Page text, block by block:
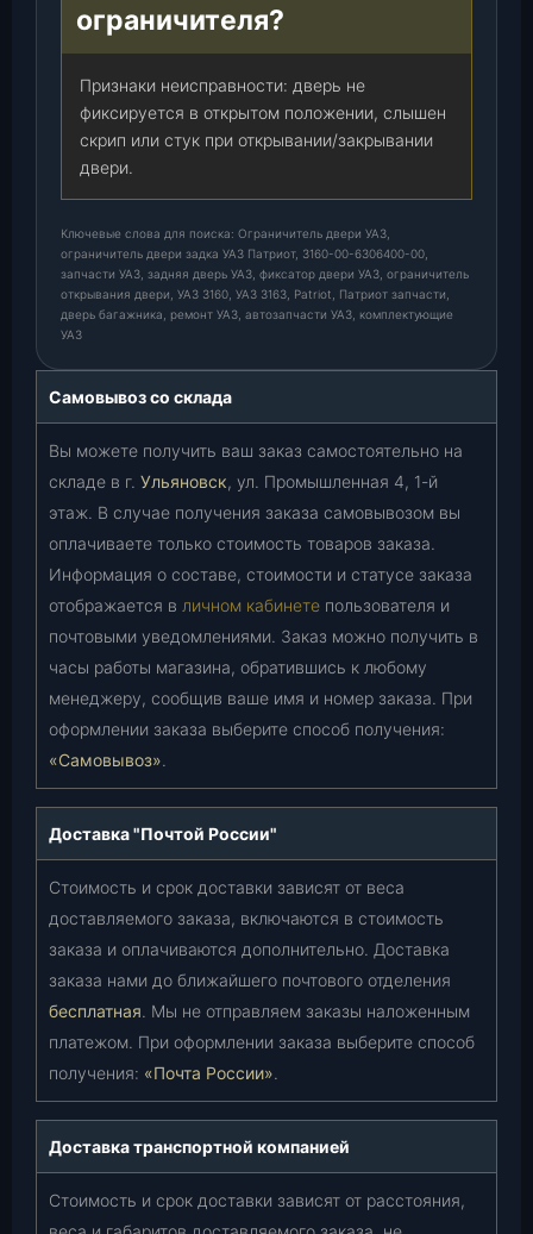
ограничителя?
Признаки неисправности: дверь не
фиксируется в открытом положении, слышен
скрип или стук при открывании/закрывании
двери.
Ключевые слова для поиска: Ограничитель двери УАЗ,
ограничитель двери задка УАЗ Патриот, 3160-00-6306400-00,
запчасти УАЗ, задняя дверь УАЗ, фиксатор двери УАЗ, ограничитель
открывания двери, УАЗ 3160, УАЗ 3163, Patriot, Патриот запчасти,
дверь багажника, ремонт УАЗ, автозапчасти УАЗ, комплектующие
УАЗ
Самовывоз со склада
Вы можете получить ваш заказ самостоятельно на
складе в г. Ульяновск, ул. Промышленная 4, 1-й
этаж. В случае получения заказа самовывозом вы
оплачиваете только стоимость товаров заказа.
Информация о составе, стоимости и статусе заказа
отображается в личном кабинете пользователя и
почтовыми уведомлениями. Заказ можно получить в
часы работы магазина, обратившись к любому
менеджеру, сообщив ваше имя и номер заказа. При
оформлении заказа выберите способ получения:
«Самовывоз».
Доставка "Почтой России"
Стоимость и срок доставки зависят от веса
доставляемого заказа, включаются в стоимость
заказа и оплачиваются дополнительно. Доставка
заказа нами до ближайшего почтового отделения
бесплатная. Мы не отправляем заказы наложенным
платежом. При оформлении заказа выберите способ
получения: «Почта России».
Доставка транспортной компанией
Стоимость и срок доставки зависят от расстояния,